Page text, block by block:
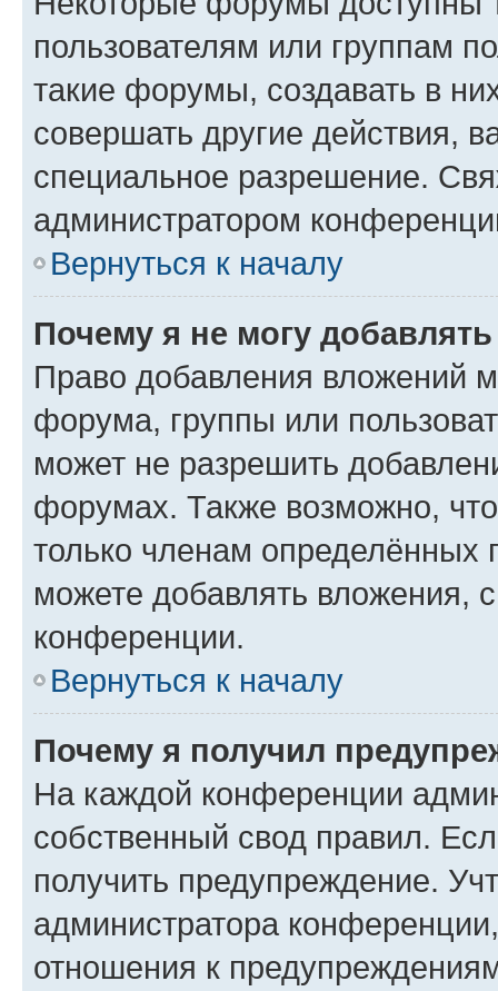
пользователям или группам
такие форумы, создавать в
совершать другие действия,
специальное разрешение.
администратором
Вернуться к началу
Почему я не могу
Право добавления вложений
форума, группы или
может не разрешить
форумах. Также возможно,
только членам определённых
можете добавлять вложения,
конференции.
Вернуться к началу
Почему я получил
На каждой конференции
собственный свод правил.
получить предупреждение.
администратора
отношения к